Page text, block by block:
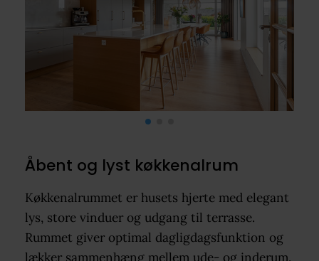
Åbent og lyst køkkenalrum
Køkkenalrummet er husets hjerte med elegant
lys, store vinduer og udgang til terrasse.
Rummet giver optimal dagligdagsfunktion og
lækker sammenhæng mellem ude- og inderum.